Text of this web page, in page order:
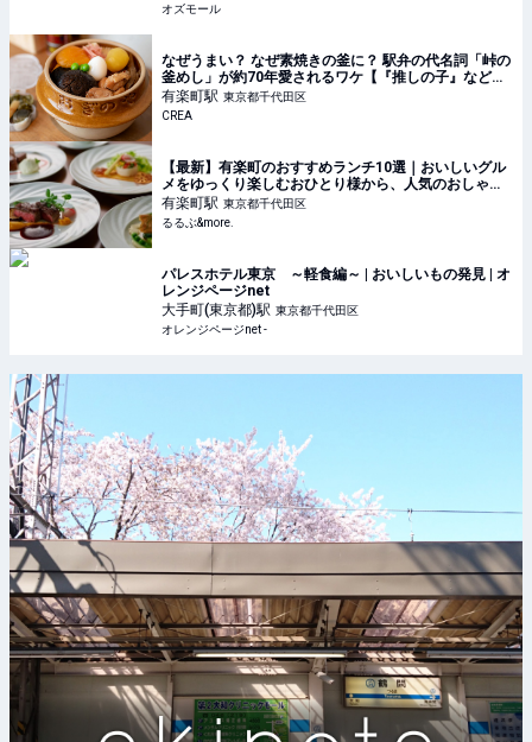
オズモール
なぜうまい？ なぜ素焼きの釜に？ 駅弁の代名詞「峠の
釜めし」が約70年愛されるワケ【『推しの子』などア
ニメコラボも！】
有楽町駅 東京都千代田区
CREA
【最新】有楽町のおすすめランチ10選｜おいしいグル
メをゆっくり楽しむおひとり様から、人気のおしゃれ
デートまで！｜るるぶ&more.
有楽町駅 東京都千代田区
るるぶ&more.
パレスホテル東京 ～軽食編～ | おいしいもの発見 | オ
レンジページnet
大手町(東京都)駅 東京都千代田区
オレンジページnet -